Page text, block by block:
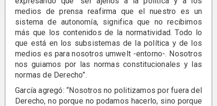
medios de prensa reafirma que el nuestro es un
sistema de autonomía, significa que no recibimos
más que los contenidos de la normatividad. Todo lo
que está en los subsistemas de la política y de los
medios es para nosotros umwelt -entorno-. Nosotros
nos guiamos por las normas constitucionales y las
normas de Derecho”.
García agregó: “Nosotros no politizamos por fuera del
Derecho, no porque no podamos hacerlo, sino porque